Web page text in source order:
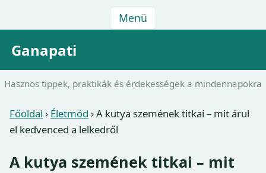
Menü
Ganapati
Hasznos tippek, praktikák és érdekességek a mindennapokra
Főoldal › Életmód ›A kutya szemének titkai – mit árul
el kedvenced a lelkedről
A kutya szemének titkai – mit